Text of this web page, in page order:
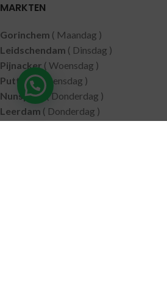
MARKTEN
Gorinchem ( Maandag )
Leidschendam ( Dinsdag )
Pijnacker ( Woensdag )
Putten( Woensdag )
Nunspeet ( Donderdag )
Leerdam ( Donderdag )